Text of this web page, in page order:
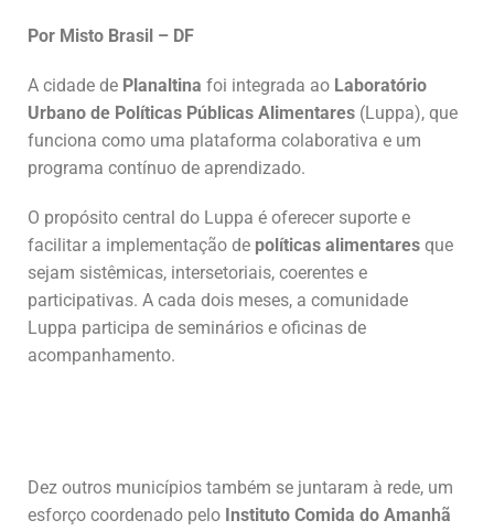
Por Misto Brasil – DF
A cidade de Planaltina foi integrada ao Laboratório
Urbano de Políticas Públicas Alimentares (Luppa), que
funciona como uma plataforma colaborativa e um
programa contínuo de aprendizado.
O propósito central do Luppa é oferecer suporte e
facilitar a implementação de políticas alimentares que
sejam sistêmicas, intersetoriais, coerentes e
participativas. A cada dois meses, a comunidade
Luppa participa de seminários e oficinas de
acompanhamento.
Dez outros municípios também se juntaram à rede, um
esforço coordenado pelo Instituto Comida do Amanhã